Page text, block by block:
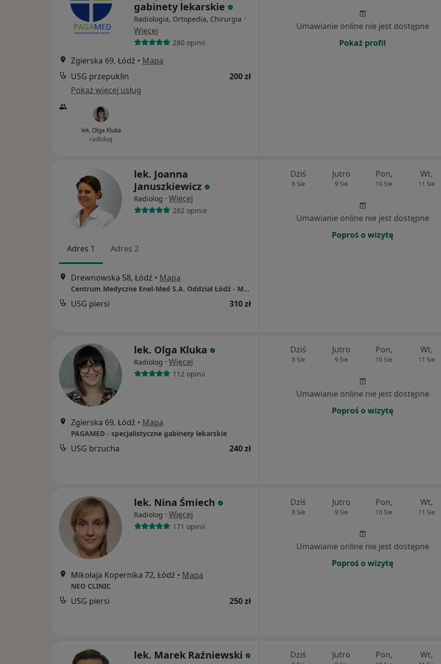
gabinety lekarskie
Radiologia, Ortopedia, Chirurgia ·
Więcej
280 opinii
Zgierska 69, Łódź • Mapa
USG przepuklin
200 zł
Pokaż więcej usług
lek. Olga Kluka
radiolog
Umawianie online nie jest dostępne
Pokaż profil
lek. Joanna
Januszkiewicz
Radiolog · Więcej
262 opinie
Adres 1 Adres 2
Drewnowska 58, Łódź • Mapa
Centrum Medyczne Enel-Med S.A. Oddział Łódź - Manufaktura
USG piersi 310 zł
Dziś
8 Sie
Jutro
9 Sie
Pon,
10 Sie
Wt,
11 Sie
Umawianie online nie jest dostępne
Poproś o wizytę
lek. Olga Kluka
Radiolog · Więcej
112 opinii
Zgierska 69, Łódź • Mapa
PAGAMED - specjalistyczne gabinety lekarskie
USG brzucha 240 zł
Dziś
8 Sie
Jutro
9 Sie
Pon,
10 Sie
Wt,
11 Sie
Umawianie online nie jest dostępne
Poproś o wizytę
lek. Nina Śmiech
Radiolog · Więcej
171 opinii
Mikołaja Kopernika 72, Łódź • Mapa
NEO CLINIC
USG piersi 250 zł
Dziś
8 Sie
Jutro
9 Sie
Pon,
10 Sie
Wt,
11 Sie
Umawianie online nie jest dostępne
Poproś o wizytę
lek. Marek Raźniewski Dziś Jutro Pon, Wt,